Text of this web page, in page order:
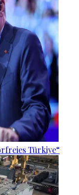
Türkiye“